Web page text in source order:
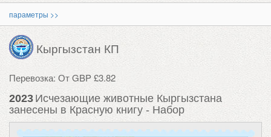
параметры >>
Кыргызстан КП
Перевозка: От GBP £3.82
2023 Исчезающие животные Кыргызстана
занесены в Красную книгу - Набор